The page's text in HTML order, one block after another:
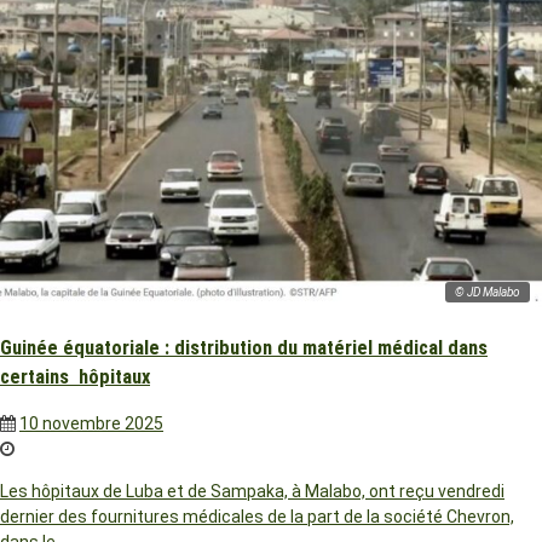
© JD Malabo
Guinée équatoriale : distribution du matériel médical dans
certains hôpitaux
10 novembre 2025
Les hôpitaux de Luba et de Sampaka, à Malabo, ont reçu vendredi
dernier des fournitures médicales de la part de la société Chevron,